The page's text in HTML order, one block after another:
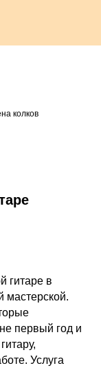
колков
гитаре в
мастерской.
первый год и
Услуга